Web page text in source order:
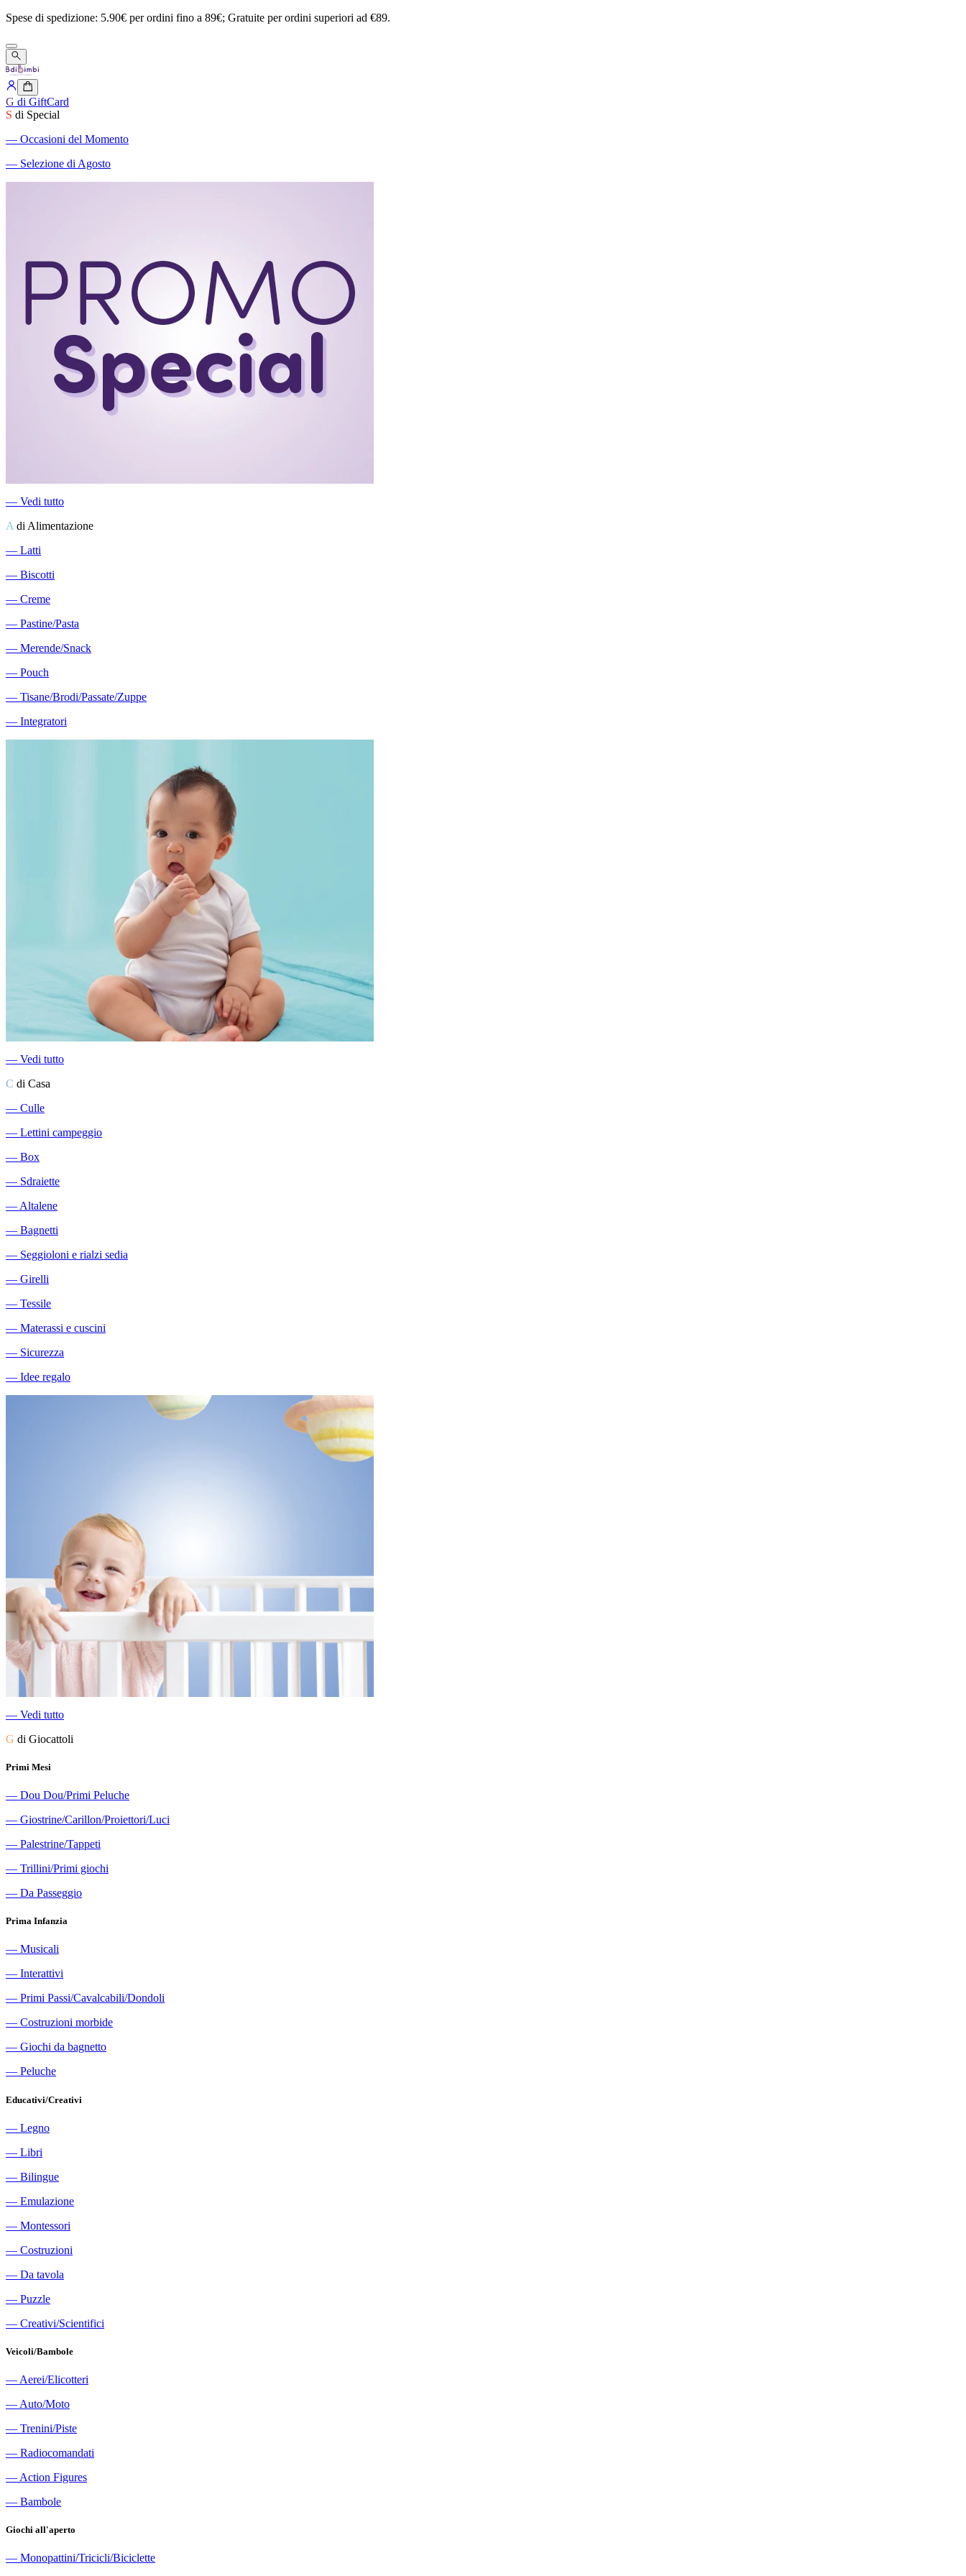
Spese di spedizione: 5.90€ perordini fino a 89€; Gratuite perordini superiori ad €89.
G di GiftCard
S di Special
― Occasioni del Momento
― Selezione di Agosto
― Vedi tutto
A di Alimentazione
― Latti
― Biscotti
― Creme
― Pastine/Pasta
― Merende/Snack
― Pouch
― Tisane/Brodi/Passate/Zuppe
― Integratori
― Vedi tutto
C di Casa
― Culle
― Lettini campeggio
― Box
― Sdraiette
― Altalene
― Bagnetti
― Seggioloni e rialzi sedia
― Girelli
― Tessile
― Materassi e cuscini
― Sicurezza
― Idee regalo
― Vedi tutto
G di Giocattoli
Primi Mesi
― Dou Dou/Primi Peluche
― Giostrine/Carillon/Proiettori/Luci
― Palestrine/Tappeti
― Trillini/Primi giochi
― Da Passeggio
Prima Infanzia
― Musicali
― Interattivi
― Primi Passi/Cavalcabili/Dondoli
― Costruzioni morbide
― Giochi da bagnetto
― Peluche
Educativi/Creativi
― Legno
― Libri
― Bilingue
― Emulazione
― Montessori
― Costruzioni
― Da tavola
― Puzzle
― Creativi/Scientifici
Veicoli/Bambole
― Aerei/Elicotteri
― Auto/Moto
― Trenini/Piste
― Radiocomandati
― Action Figures
― Bambole
Giochi all'aperto
― Monopattini/Tricicli/Biciclette